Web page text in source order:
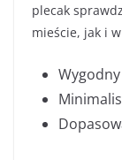
plecak
mieście, jak i